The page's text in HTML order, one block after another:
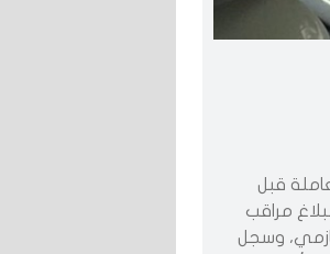
قبل
مراقب
وسجل